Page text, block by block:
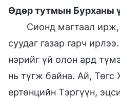
Өдөр тутмын Бурханы
Сионд магтаал
суудаг газар гарч
нэрийг үй олон ард
нь түгж байна. Ай, Төгс
ертөнцийн Тэргүүн,